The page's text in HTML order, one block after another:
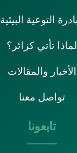
التوعية البيئية
لماذا تأتي كزائر؟
الأخبار والمقالات
تواصل معنا
تابعونا